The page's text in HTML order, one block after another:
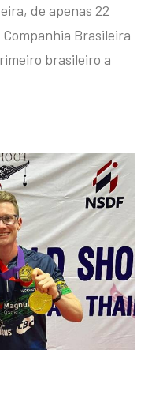
de apenas 22
Brasileira
brasileiro a